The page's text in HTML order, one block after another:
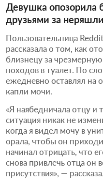
Девушка опозорила
друзьями за
Пользовательница
рассказала о том, как
близнецу за
походов в туалет. По
ежедневно оставлял на
капли мочи.
«Я наябедничала отцу и
ситуация никак не
когда я видел мочу в
орала, чтобы он
начинал отрицать, что
снова привлечь отца он
присутствия», —